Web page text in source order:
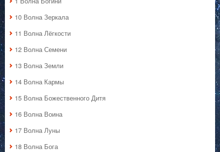
10 Волна Зеркала
11 Волна Лёгкости
12 Волна Семени
13 Волна Земли
14 Волна Кармы
15 Волна Божественного Дитя
16 Волна Воина
17 Волна Луны
18 Волна Бога